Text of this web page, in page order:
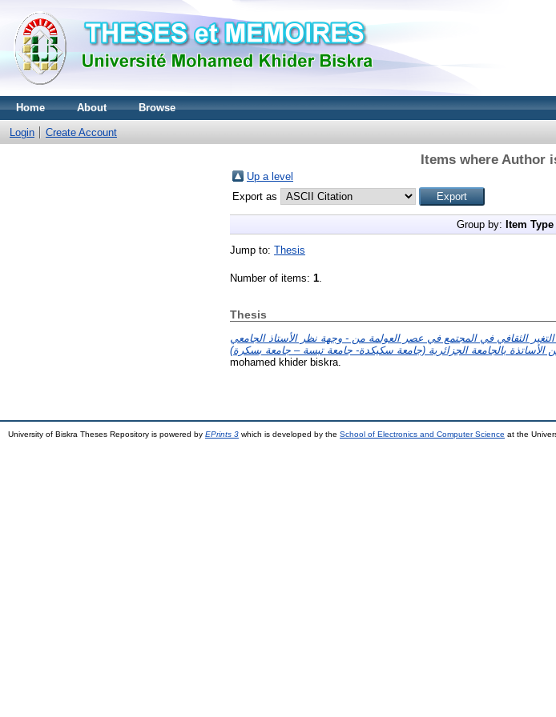
Home About Browse
Login Create Account
Items where Author
Up a level
Export as
Group by: Item Type
Jump to: Thesis
Number of items: 1.
Thesis
الثقافي في المجتمع في عصر العولمة من - وجهة نظر الأستاذ الجامعي
mohamed khider biskra.
University of Biskra Theses Repository is powered by EPrints 3 which is developed by the School of Electronics and Computer Science at the